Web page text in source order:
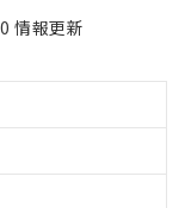
情報更新